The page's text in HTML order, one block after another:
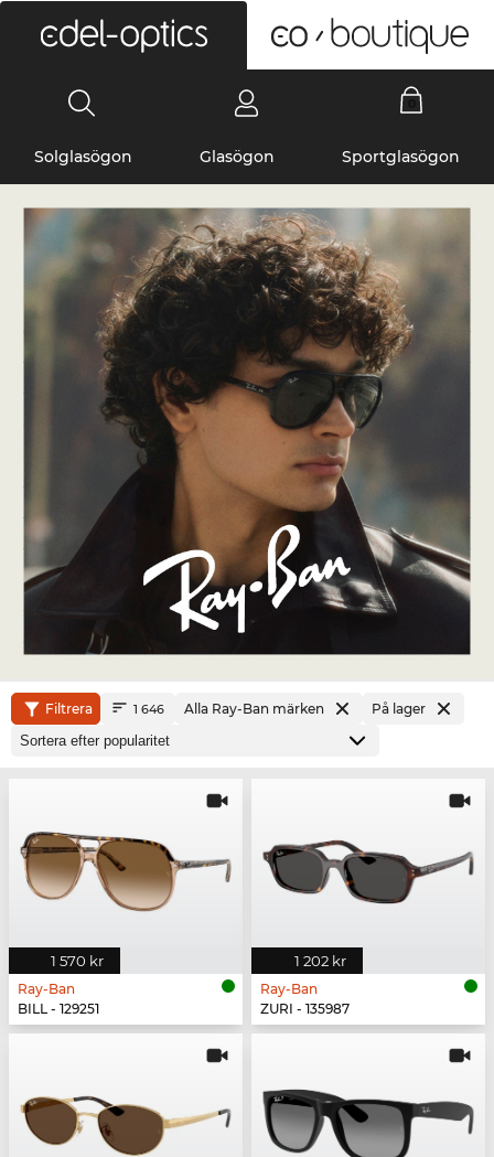
Solglasögon Glasögon Sportglasögon
Filtrera 1 646 Alla Ray-Ban märken På lager
1 570 kr
Ray-Ban
BILL - 129251
1 202 kr
Ray-Ban
ZURI - 135987